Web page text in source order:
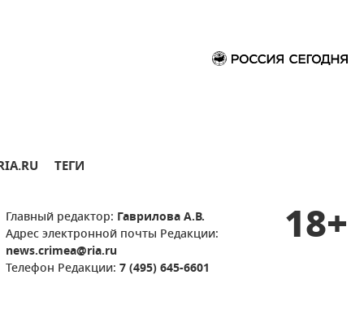
ТЕГИ
Главный редактор: Гаврилова А.В.
Адрес электронной почты Редакции:
news.crimea@ria.ru
Телефон Редакции: 7 (495) 645-6601
18+